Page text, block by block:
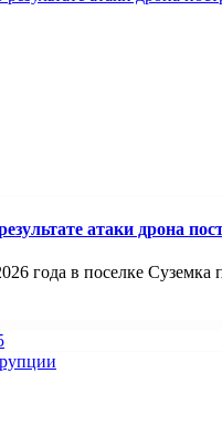
атаки дрона
года в поселке